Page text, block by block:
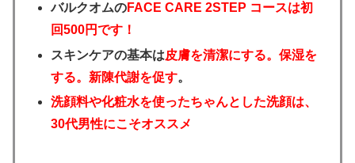
バルクオムのFACE CARE 2STEP コースは初
回500円です！
スキンケアの基本は皮膚を清潔にする。保湿を
する。新陳代謝を促す。
洗顔料や化粧水を使ったちゃんとした洗顔は、
30代男性にこそオススメ